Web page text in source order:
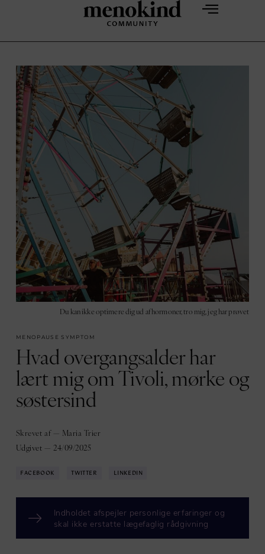
MENOPAUSE SYMPTOM
Hvad overgangsalder har
lært mig om Tivoli, mørke og
søstersind
Indholdet afspejler personlige erfaringer og
skal ikke erstatte lægefaglig rådgivning
Skrevet af — Maria Trier
Udgivet — 24/09/2025
FACEBOOK TWITTER LINKEDIN
Du kan ikke optimere dig ud af hormoner, tro mig, jeg har prøvet